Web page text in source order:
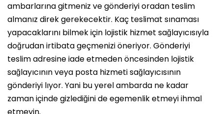
ambarlarına gitmeniz ve gönderiyi oradan teslim
almanız direk gerekecektir. Kaç teslimat sınaması
yapacaklarını bilmek için lojistik hizmet sağlayıcısıyla
doğrudan irtibata geçmenizi öneriyor. Gönderiyi
teslim adresine iade etmeden öncesinden lojistik
sağlayıcının veya posta hizmeti sağlayıcısının
gönderiyi lıyor. Yani bu yerel ambarda ne kadar
zaman içinde gizlediğini de egemenlik etmeyi ihmal